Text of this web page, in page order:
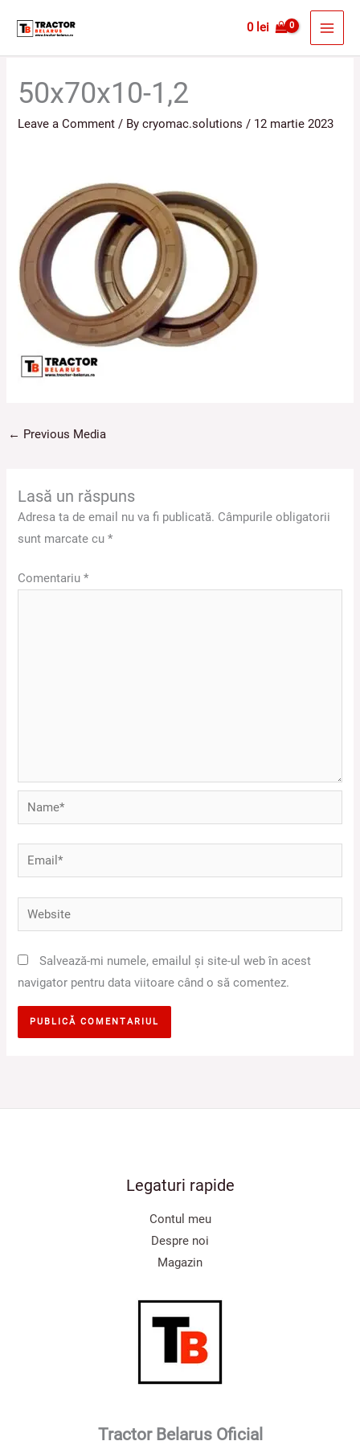
content
0 lei
50x70x10-1,2
Leave a Comment / Bycryomac.solutions/ 12 martie 2023
← Previous Media
Lasă un răspuns
Adresa ta de email nu va fi publicată. Câmpurile obligatorii
sunt marcate cu*
Comentariu*
Name*
Email*
Website
Salvează-mi numele, emailul și site-ul web în acest
navigator pentru data viitoare când o să comentez.
Legaturi rapide
Contul meu
Despre noi
Magazin
Tractor Belarus Oficial